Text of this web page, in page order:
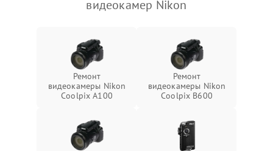
видеокамер Nikon
Ремонт
видеокамеры Nikon
Coolpix A100
Ремонт
видеокамеры Nikon
Coolpix B600